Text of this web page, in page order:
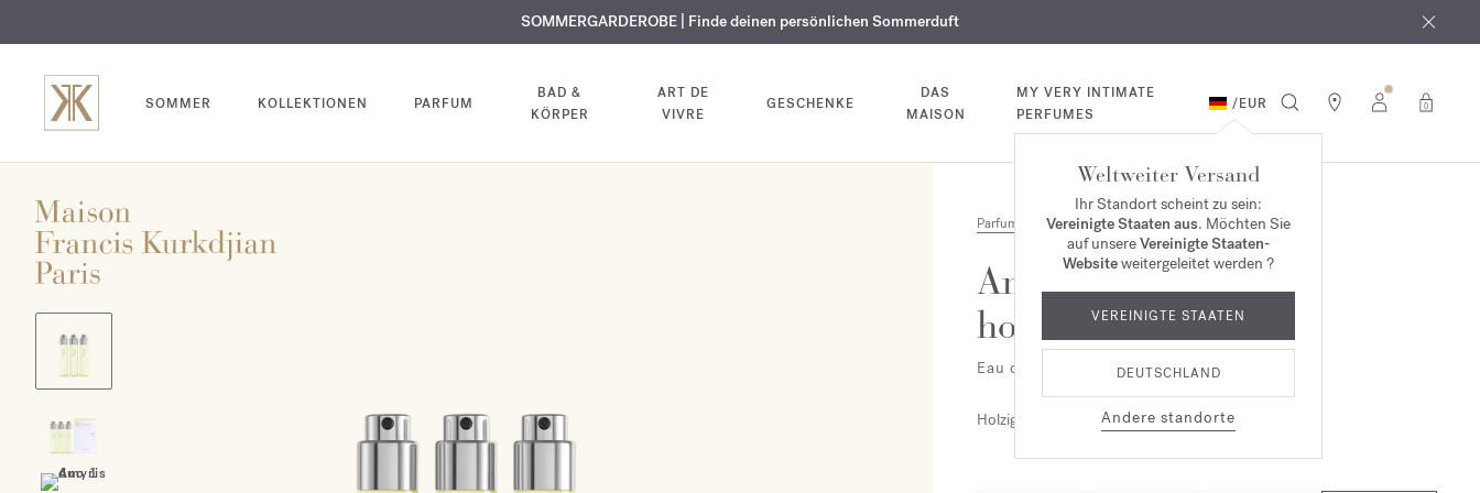
EXKLUSIV | Erhalten Sie OUDvelvet moodin Ihrer Bestellung*
KOSTENLOSE GRAVUR | Auf alle Düfte und Körperöle bis zum 9. August
SOMMERGARDEROBE | Finde deinen persönlichen Sommerduft
SOMMER KOLLEKTIONEN PARFUM
BAD &
KÖRPER
ART DE
VIVRE
GESCHENKE
DAS
MAISON
MY VERY INTIMATE
PERFUMES
/EUR 0
Weltweiter Versand
Ihr Standort scheint zu sein:
Vereinigte Staaten aus. Möchten Sie
auf unsereVereinigte Staaten-
Websiteweitergeleitet werden ?
VEREINIGTE STAATEN
DEUTSCHLAND
Andere standorte
Parfum
Amyris
homme
Eau de toilette - refills
Holzig